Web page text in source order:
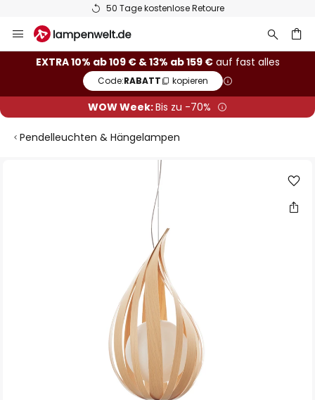
50 Tage kostenlose Retoure
Inhalt
springen
EXTRA 10% ab 109 € & 13% ab 159 €auf fast alles
Code:RABATT kopieren
WOW Week:Bis zu -70%
Pendelleuchten & Hängelampen